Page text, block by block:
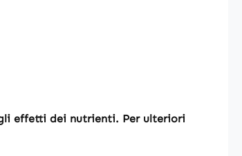
effetti dei nutrienti. Per ulteriori